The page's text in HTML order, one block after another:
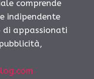
comprende
indipendente
di appassionati